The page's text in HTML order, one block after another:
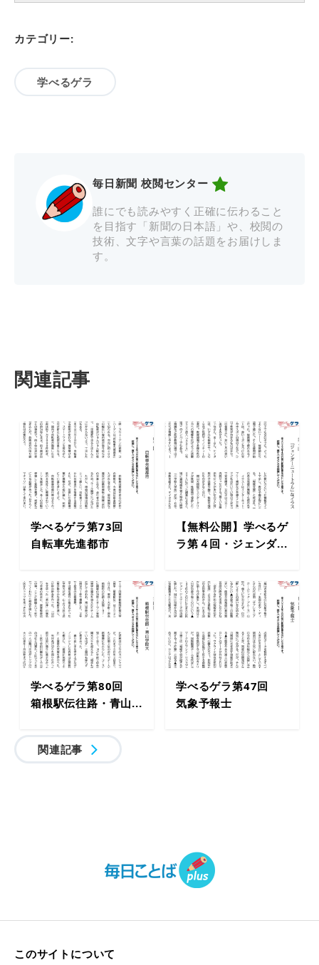
カテゴリー:
学べるゲラ
毎日新聞 校閲センター
誰にでも読みやすく正確に伝わること
を目指す「新聞の日本語」や、校閲の
技術、文字や言葉の話題をお届けしま
す。
関連記事
学べるゲラ第73回
自転車先進都市
【無料公開】学べるゲ
ラ第４回・ジェンダ...
学べるゲラ第80回
箱根駅伝往路・青山...
学べるゲラ第47回
気象予報士
関連記事
このサイトについて